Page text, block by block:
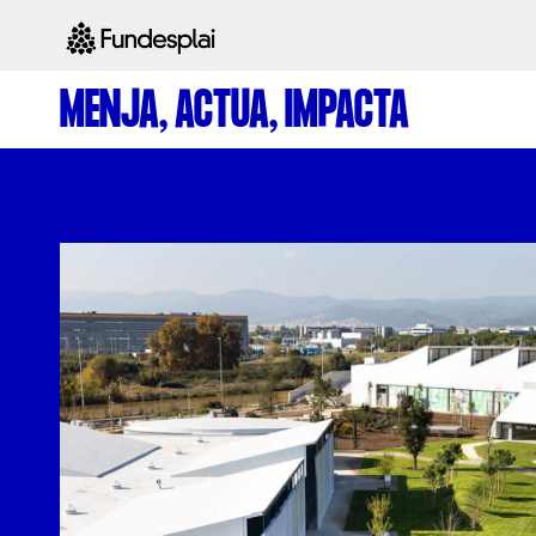
MENJA, ACTUA, IMPACTA
ACTIVITATS D'ESTIU
CONEIX FUNDESPLAI
La Fundació
L'equip
Missió i